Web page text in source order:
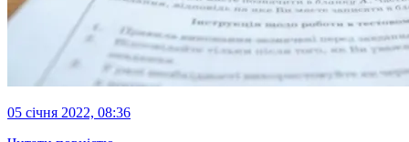
05 січня 2022, 08:36